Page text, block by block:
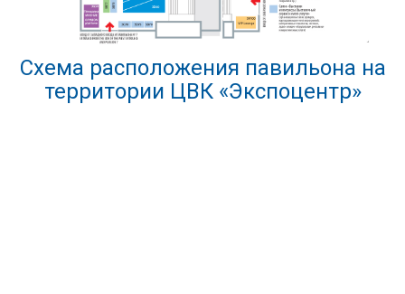
Схема расположения павильона на
территории ЦВК «Экспоцентр»